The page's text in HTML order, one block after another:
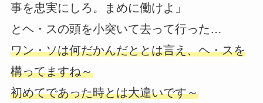
事を忠実にしろ。まめに働けよ」
とヘ・スの頭を小突いて去って行った…
ワン・ソは何だかんだととは言え、ヘ・スを
構ってますね～
初めてであった時とは大違いです～